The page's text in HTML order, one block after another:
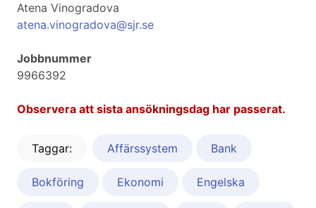
Atena Vinogradova
atena.vinogradova@sjr.se
Jobbnummer
9966392
Observera att sista ansökningsdag har passerat.
Taggar: Affärssystem Bank
Bokföring Ekonomi Engelska